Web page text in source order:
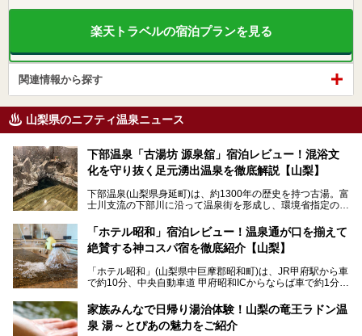
楽天トラベルの宿泊プランを見る
関連情報から探す
山梨県のニフティ温泉ニュース
下部温泉「古湯坊 源泉舘」宿泊レビュー！混浴文
化を守り抜く足元湧出温泉を徹底解説【山梨】
下部温泉(山梨県身延町)は、約1300年の歴史を持つ古湯。富
士川支流の下部川に沿って温泉街を形成し、環境省指定の国
中でも「古湯坊 源泉舘」は、戦国時代に武田信玄公も療養
したと伝えられる名湯の宿。最大の特徴は、令和の現代にお
いても混浴文化が守られ、老若男女の分け隔て一切無く温泉
向にありますが、「古湯坊 源泉舘」では本来あるべき混浴
の姿が保たれている点に注目すべきでしょう。
今回は足元湧出の混浴温泉である「かくし湯大岩風呂」をは
じめ、湯治棟である「別館神泉」を中心に「古湯坊 源泉
舘」の全貌を徹底紹介します。
「ホテル昭和」宿泊レビュー！温泉通が口を揃えて
絶賛する神コスパ宿を徹底紹介【山梨】
「ホテル昭和」(山梨県中巨摩郡昭和町)は、JR甲府駅から車
で約10分、中央自動車道 甲府昭和ICからならば車で約1分の
から、一人泊でも6,000円台から宿泊可能です。
しかし、最大の魅力は“温泉そのもの”でしょう。自家源泉を
家族みんなで日帰り湯治体験！山梨の竜王ラドン温
泉 湯～とぴあの魅力をご紹介